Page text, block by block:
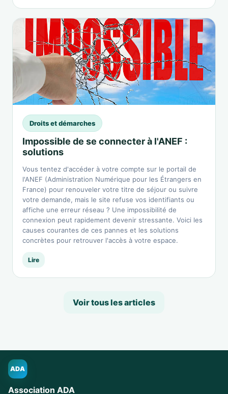
Droits et démarches
Impossible de se connecter à l'ANEF :
solutions
Vous tentez d'accéder à votre compte sur le portail de
l'ANEF (Administration Numérique pour les Étrangers en
France) pour renouveler votre titre de séjour ou suivre
votre demande, mais le site refuse vos identifiants ou
affiche une erreur réseau ? Une impossibilité de
connexion peut rapidement devenir stressante. Voici les
causes courantes de ces pannes et les solutions
concrètes pour retrouver l'accès à votre espace.
Lire
Voir tous les articles
ADA
Association ADA